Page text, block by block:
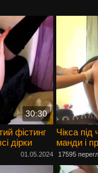
30:30
фістинг
дірки
01.05.2024
Чікса
манди і
17595